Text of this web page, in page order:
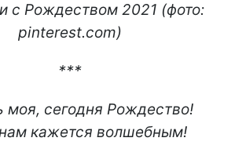
с Рождеством 2021 (фото:
pinterest.com)
***
моя, сегодня Рождество!
кажется волшебным!